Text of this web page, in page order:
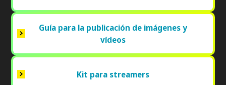
Guía para la publicación de imágenes y
vídeos
Kit para streamers